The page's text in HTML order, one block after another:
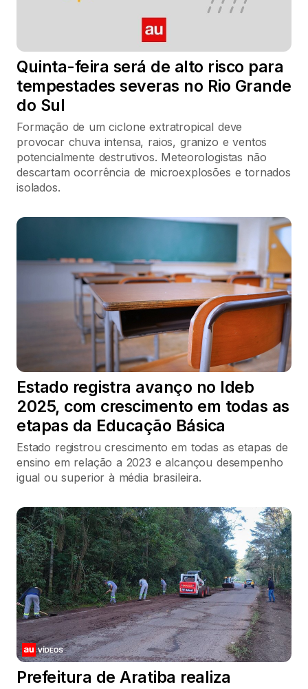
Quinta-feira será de alto risco para
tempestades severas no Rio Grande
do Sul
Formação de um ciclone extratropical deve
provocar chuva intensa, raios, granizo e ventos
potencialmente destrutivos. Meteorologistas não
descartam ocorrência de microexplosões e tornados
isolados.
Estado registra avanço no Ideb
2025, com crescimento em todas as
etapas da Educação Básica
Estado registrou crescimento em todas as etapas de
ensino em relação a 2023 e alcançou desempenho
igual ou superior à média brasileira.
Prefeitura de Aratiba realiza